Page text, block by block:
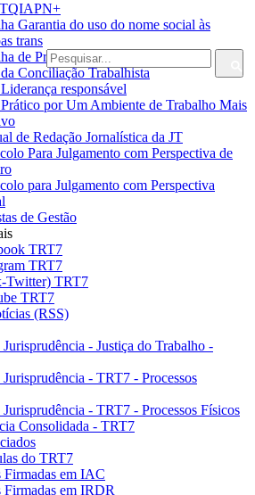
Garantia do uso do nome social às
trans
de Prevenção ao Suicídio
Conciliação Trabalhista
responsável
por Um Ambiente de Trabalho Mais
de Redação Jornalística da JT
Para Julgamento com Perspectiva de
para Julgamento com Perspectiva
de Gestão
TRT7
TRT7
Twitter) TRT7
TRT7
(RSS)
Jurisprudência - Justiça do Trabalho -
Jurisprudência - TRT7 - Processos
Jurisprudência - TRT7 - Processos Físicos
Consolidada - TRT7
do TRT7
Firmadas em IAC
Firmadas em IRDR